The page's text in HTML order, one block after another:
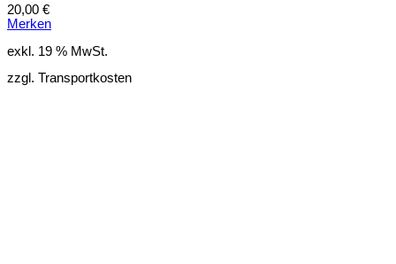
20,00 €
Merken
exkl. 19 % MwSt.
zzgl. Transportkosten